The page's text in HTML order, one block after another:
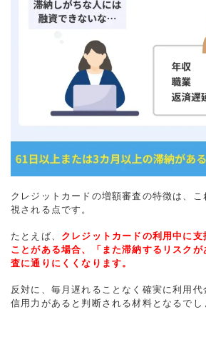
クレジットカードの増額審査の特徴は、
視される点です。
たとえば、 クレジットカードの利用中に
ことがある場合、「また滞納するリスク
査に通りにくくなります。
反対に、毎月遅れることなく確実に利用代
信用力があると判断される材料となるでし